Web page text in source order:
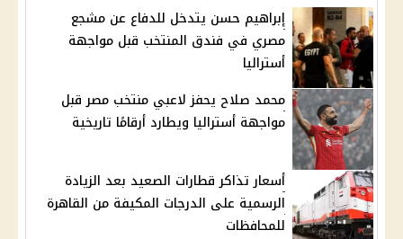
إبراهيم حسن يتدخل للدفاع عن مشجع
مصري في فندق المنتخب قبل مواجهة
أستراليا
محمد صلاح يحفز لاعبي منتخب مصر قبل
مواجهة أستراليا ويطارد أرقامًا تاريخية
أسعار تذاكر قطارات الصعيد بعد الزيادة
الرسمية على الدرجات المكيفة من القاهرة
للمحافظات